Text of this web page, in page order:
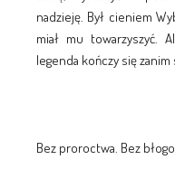
nadzieję. Był cieniem
miał mu towarzyszyć.
legenda kończy się zanim
Bez proroctwa. Bez